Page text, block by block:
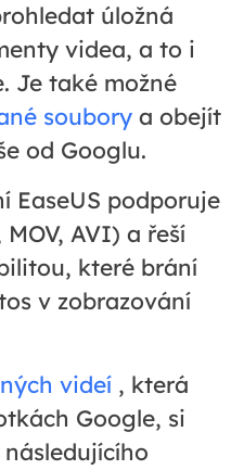
úložná
videa, a to i
Je také možné
souborya obejít
od Googlu.
EaseUS podporuje
AVI) a řeší
které brání
v zobrazování
videí, která
Google, si